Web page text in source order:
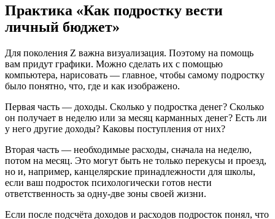
Практика «Как подростку вести
личный бюджет»
Для поколения Z важна визуализация. Поэтому на помощь
вам придут графики. Можно сделать их с помощью
компьютера, нарисовать — главное, чтобы самому подростку
было понятно, что, где и как изображено.
Первая часть — доходы. Сколько у подростка денег? Сколько
он получает в неделю или за месяц карманных денег? Есть ли
у него другие доходы? Каковы поступления от них?
Вторая часть — необходимые расходы, сначала на неделю,
потом на месяц. Это могут быть не только перекусы и проезд,
но и, например, канцелярские принадлежности для школы,
если ваш подросток психологически готов нести
ответственность за одну-две зоны своей жизни.
Если после подсчёта доходов и расходов подросток понял, что